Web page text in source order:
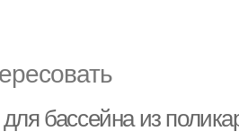
бассейна из